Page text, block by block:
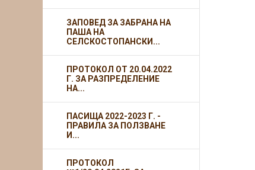
ЗАПОВЕД ЗА ЗАБРАНА НА
ПАША НА
СЕЛСКОСТОПАНСКИ...
ПРОТОКОЛ ОТ 20.04.2022
Г. ЗА РАЗПРЕДЕЛЕНИЕ
НА...
ПАСИЩА 2022-2023 Г. -
ПРАВИЛА ЗА ПОЛЗВАНЕ
И...
ПРОТОКОЛ